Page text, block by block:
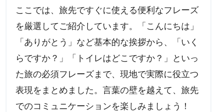
ここでは、旅先ですぐに使える便利なフレーズ
を厳選してご紹介しています。「こんにちは」
「ありがとう」など基本的な挨拶から、「いく
らですか？」「トイレはどこですか？」といっ
た旅の必須フレーズまで、現地で実際に役立つ
表現をまとめました。言葉の壁を越えて、旅先
でのコミュニケーションを楽しみましょう！